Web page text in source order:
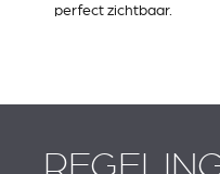
perfect zichtbaar.